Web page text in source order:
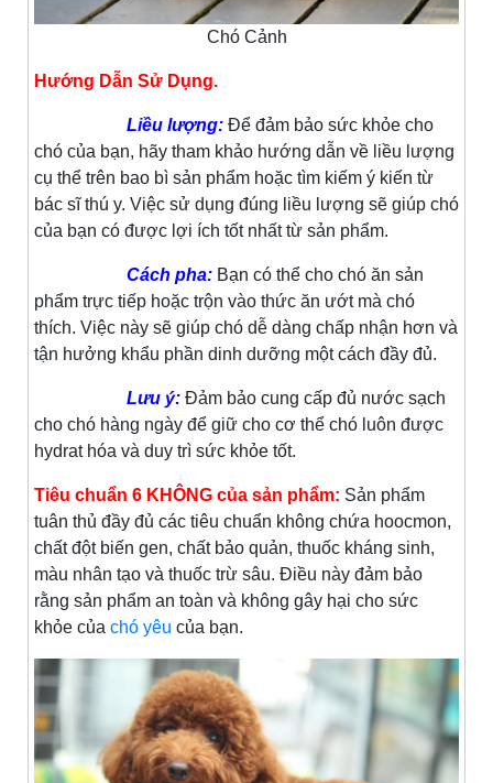
Chó Cảnh
Hướng Dẫn Sử Dụng.
Liều lượng: Để đảm bảo sức khỏe cho
chó của bạn, hãy tham khảo hướng dẫn về liều lượng
cụ thể trên bao bì sản phẩm hoặc tìm kiếm ý kiến từ
bác sĩ thú y. Việc sử dụng đúng liều lượng sẽ giúp chó
của bạn có được lợi ích tốt nhất từ sản phẩm.
Cách pha: Bạn có thể cho chó ăn sản
phẩm trực tiếp hoặc trộn vào thức ăn ướt mà chó
thích. Việc này sẽ giúp chó dễ dàng chấp nhận hơn và
tận hưởng khẩu phần dinh dưỡng một cách đầy đủ.
Lưu ý: Đảm bảo cung cấp đủ nước sạch
cho chó hàng ngày để giữ cho cơ thể chó luôn được
hydrat hóa và duy trì sức khỏe tốt.
Tiêu chuẩn 6 KHÔNG của sản phẩm: Sản phẩm
tuân thủ đầy đủ các tiêu chuẩn không chứa hoocmon,
chất đột biến gen, chất bảo quản, thuốc kháng sinh,
màu nhân tạo và thuốc trừ sâu. Điều này đảm bảo
rằng sản phẩm an toàn và không gây hại cho sức
khỏe của chó yêu của bạn.